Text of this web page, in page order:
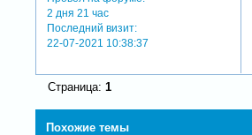
2 дня 21 час
Последний визит:
22-07-2021 10:38:37
Страница: 1
Похожие темы